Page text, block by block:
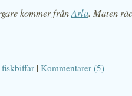
kommer frånArla. Maten
fiskbiffar | Kommentarer (5)